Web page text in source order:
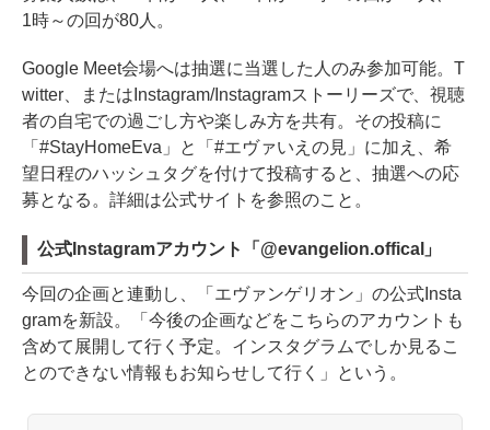
1時～の回が80人。
Google Meet会場へは抽選に当選した人のみ参加可能。T
witter、またはInstagram/Instagramストーリーズで、視聴
者の自宅での過ごし方や楽しみ方を共有。その投稿に
「#StayHomeEva」と「#エヴァいえの見」に加え、希
望日程のハッシュタグを付けて投稿すると、抽選への応
募となる。詳細は公式サイトを参照のこと。
公式Instagramアカウント「@evangelion.offical」
今回の企画と連動し、「エヴァンゲリオン」の公式Insta
gramを新設。「今後の企画などをこちらのアカウントも
含めて展開して行く予定。インスタグラムでしか見るこ
とのできない情報もお知らせして行く」という。